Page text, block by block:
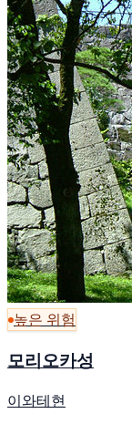
높은 위험
모리오카성
이와테현